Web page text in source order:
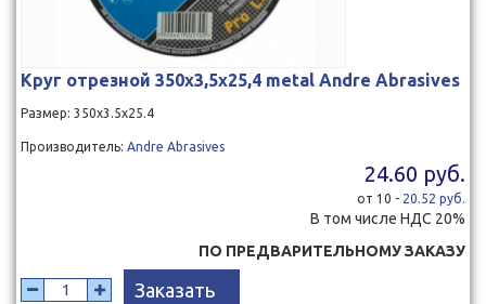
Круг отрезной 350x3,5x25,4 metal Andre Abrasives
Размер: 350x3.5x25.4
Производитель: Andre Abrasives
24.60 руб.
от 10 - 20.52 руб.
В том числе НДС 20%
ПО ПРЕДВАРИТЕЛЬНОМУ ЗАКАЗУ
Заказать